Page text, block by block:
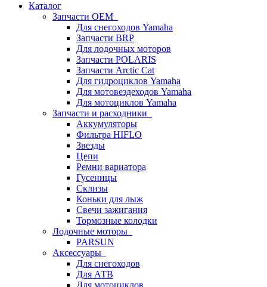
Каталог
Запчасти OEM
Для снегоходов Yamaha
Запчасти BRP
Для лодочных моторов
Запчасти POLARIS
Запчасти Arctic Cat
Для гидроциклов Yamaha
Для мотовездеходов Yamaha
Для мотоциклов Yamaha
Запчасти и расходники
Аккумуляторы
Фильтра HIFLO
Звезды
Цепи
Ремни вариатора
Гусеницы
Склизы
Коньки для лыж
Свечи зажигания
Тормозные колодки
Лодочные моторы
PARSUN
Аксессуары
Для снегоходов
Для АТВ
Для мотоциклов